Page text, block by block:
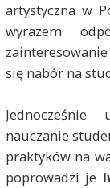
artystyczna w
wyrazem
się nabór na
nauczanie
praktyków na
poprowadzi je